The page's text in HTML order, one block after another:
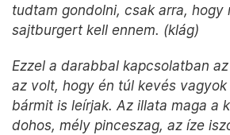
tudtam gondolni, csak arra, hogy
sajtburgert kell ennem. (klág)
Ezzel a darabbal kapcsolatban
az volt, hogy én túl kevés
bármit is leírjak. Az illata maga a
dohos, mély pinceszag, az íze